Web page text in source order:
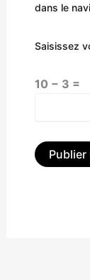
dans le
Saisissez
10 − 3 =